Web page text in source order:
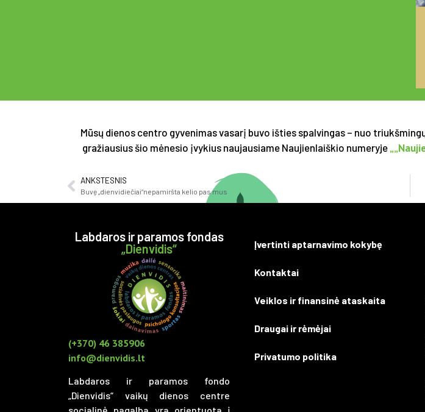
Mūsų dienos centro gyvenimas vasarį buvo išties spalvingas – nuo
gražiausius šio mėnesio įvykius naujausiame Naujienlaiškio numeryje
ANKSTESNIS
Buvę „dienvidiečiai“nepamiršta kelio pas mus
Labdaros ir paramos fondas
„Dienvidis“
(+370) 46 385906
info@dienvidis.lt
Labdaros ir paramos fondo
„Dienvidis“ vaikų dienos centre
Įvertinti aptarnavimo kokybę
Kontaktai
Veiklos ir finansinė ataskaita
Draugai ir rėmėjai
Privatumo politika